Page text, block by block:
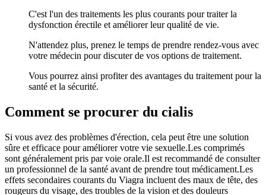
C'est l'un des traitements les plus courants pour traiter la
dysfonction érectile et améliorer leur qualité de vie.
N'attendez plus, prenez le temps de prendre rendez-vous avec
votre médecin pour discuter de vos options de traitement.
Vous pourrez ainsi profiter des avantages du traitement pour la
santé et la sécurité.
Comment se procurer du cialis
Si vous avez des problèmes d'érection, cela peut être une solution
sûre et efficace pour améliorer votre vie sexuelle.Les comprimés
sont généralement pris par voie orale.Il est recommandé de consulter
un professionnel de la santé avant de prendre tout médicament.Les
effets secondaires courants du Viagra incluent des maux de tête, des
rougeurs du visage, des troubles de la vision et des douleurs